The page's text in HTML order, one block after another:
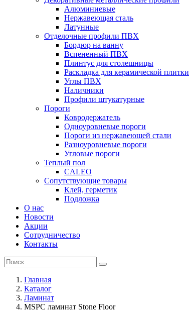
Алюминиевые
Нержавеющая сталь
Латунные
Отделочные профили ПВХ
Бордюр на ванну
Вспененный ПВХ
Плинтус для столешницы
Раскладка для керамической плитки
Углы ПВХ
Наличники
Профили штукатурные
Пороги
Ковродержатель
Одноуровневые пороги
Пороги из нержавеющей стали
Разноуровневые пороги
Угловые пороги
Теплый пол
CALEO
Сопутствующие товары
Клей, герметик
Подложка
О нас
Новости
Акции
Сотрудничество
Контакты
Главная
Каталог
Ламинат
MSPC ламинат Stone Floor